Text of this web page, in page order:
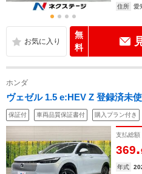
住所
愛
無
料
ホンダ
ヴェゼル 1.5 e:HEV Z 登録済未
保証付 車両品質保証書付 購入プラン付き
支払総額
369.
年式